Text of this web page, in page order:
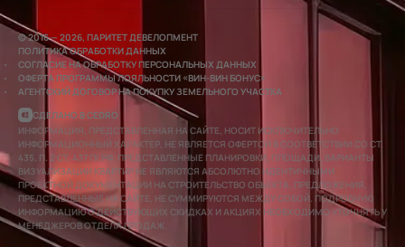
© 2016 — 2026, ПАРИТЕТ ДЕВЕЛОПМЕНТ
ПОЛИТИКА ОБРАБОТКИ ДАННЫХ
СОГЛАСИЕ НА ОБРАБОТКУ ПЕРСОНАЛЬНЫХ ДАННЫХ
ОФЕРТА ПРОГРАММЫ ЛОЯЛЬНОСТИ «ВИН-ВИН БОНУС»
АГЕНТСКИЙ ДОГОВОР НА ПОКУПКУ ЗЕМЕЛЬНОГО УЧАСТКА
СДЕЛАНО В CEDRO
ИНФОРМАЦИЯ, ПРЕДСТАВЛЕННАЯ НА САЙТЕ, НОСИТ ИСКЛЮЧИТЕЛЬНО
ИНФОРМАЦИОННЫЙ ХАРАКТЕР, НЕ ЯВЛЯЕТСЯ ОФЕРТОЙ В СООТВЕТСТВИИ СО СТ.
435, П. 2 СТ. 437 ГК РФ. ПРЕДСТАВЛЕННЫЕ ПЛАНИРОВКИ, ПЛОЩАДИ, ВАРИАНТЫ
ВИЗУАЛИЗАЦИИ КВАРТИР НЕ ЯВЛЯЮТСЯ АБСОЛЮТНО ИДЕНТИЧНЫМИ
ПРОЕКТНОЙ ДОКУМЕНТАЦИИ НА СТРОИТЕЛЬСТВО ОБЪЕКТА. ПРЕДЛОЖЕНИЯ,
ПРЕДСТАВЛЕННЫЕ НА САЙТЕ, НЕ СУММИРУЮТСЯ МЕЖДУ СОБОЙ. ПОДРОБНУЮ
ИНФОРМАЦИЮ О ДЕЙСТВУЮЩИХ СКИДКАХ И АКЦИЯХ НЕОБХОДИМО УТОЧНЯТЬ У
МЕНЕДЖЕРОВ ОТДЕЛА ПРОДАЖ.